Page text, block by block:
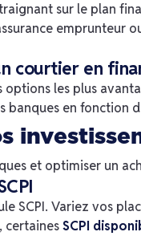
sur le plan
emprunteur
courtier en
les plus
banques en fonction
et optimiser un
SCPI. Variez vos
certainesSCPI